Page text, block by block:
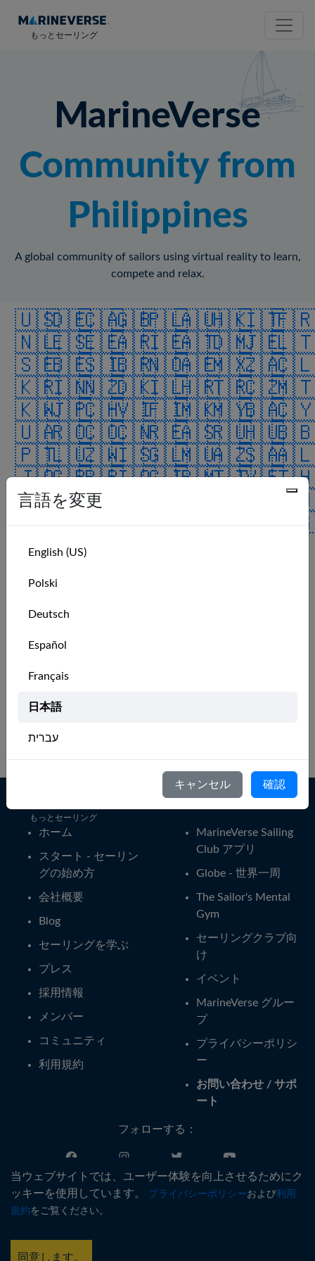
もっとセーリング
MarineVerse
Community from
Philippines
A global community of sailors using virtual reality to learn,
compete and relax.
🇺🇸🇩🇪🇨🇦🇬🇧🇵🇱🇦🇺🇭🇰🇮🇹
🇳🇱🇪🇸🇪🇪🇦🇷🇮🇪🇦🇹🇩🇲🇯🇪
🇸🇪🇧🇪🇸🇮🇧🇷🇳🇴🇦🇪🇲🇽🇿🇦
🇰🇷🇮🇳🇳🇿🇩🇰🇮🇱🇭🇷🇹🇷🇨🇿
🇰🇼🇯🇵🇨🇭🇻🇮🇫🇮🇲🇰🇲🇾🇧🇦
🇺🇦🇷🇴🇨🇴🇨🇳🇷🇪🇦🇸🇷🇺🇭🇺
🇵🇹🇱🇺🇿🇼🇮🇸🇬🇱🇲🇺🇦🇿🇸🇦
🇯🇴🇬🇵🇵🇷🇮🇴🇬🇮🇧🇲🇹🇹🇻🇪
🇨🇺🇵🇭🇧🇶
🇧🇬
Club Members
もっとセーリング
ホーム
スタート - セーリン
グの始め方
会社概要
Blog
セーリングを学ぶ
プレス
採用情報
メンバー
コミュニティ
利用規約
MarineVerse Sailing
Club アプリ
Globe - 世界一周
The Sailor's Mental
Gym
セーリングクラブ向
け
イベント
MarineVerse グルー
プ
プライバシーポリシ
ー
お問い合わせ / サポ
ート
フォローする：
日本語
当ウェブサイトでは、ユーザー体験を向上させるためにク
ッキーを使用しています。
プライバシーポリシーおよび利用
規約 をご覧ください。
同意します。
言語を変更
English (US)
Polski
Deutsch
Español
Français
日本語
עברית
Português
Svenska
キャンセル 確認